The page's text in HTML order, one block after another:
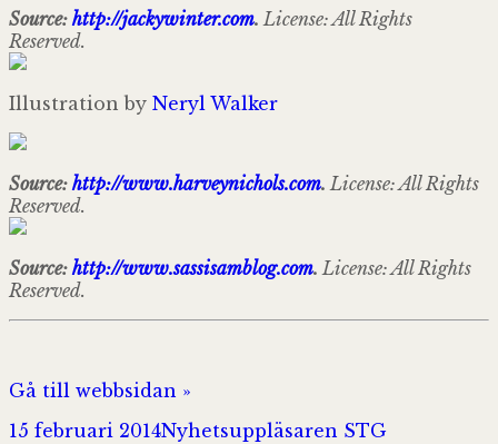
Source: http://jackywinter.com. License: All Rights
Reserved.
Illustration by Neryl Walker
Source: http://www.harveynichols.com. License: All Rights
Reserved.
Source: http://www.sassisamblog.com. License: All Rights
Reserved.
Gå till webbsidan »
Postat
15 februari 2014Författare
Nyhetsuppläsaren STGKategorier